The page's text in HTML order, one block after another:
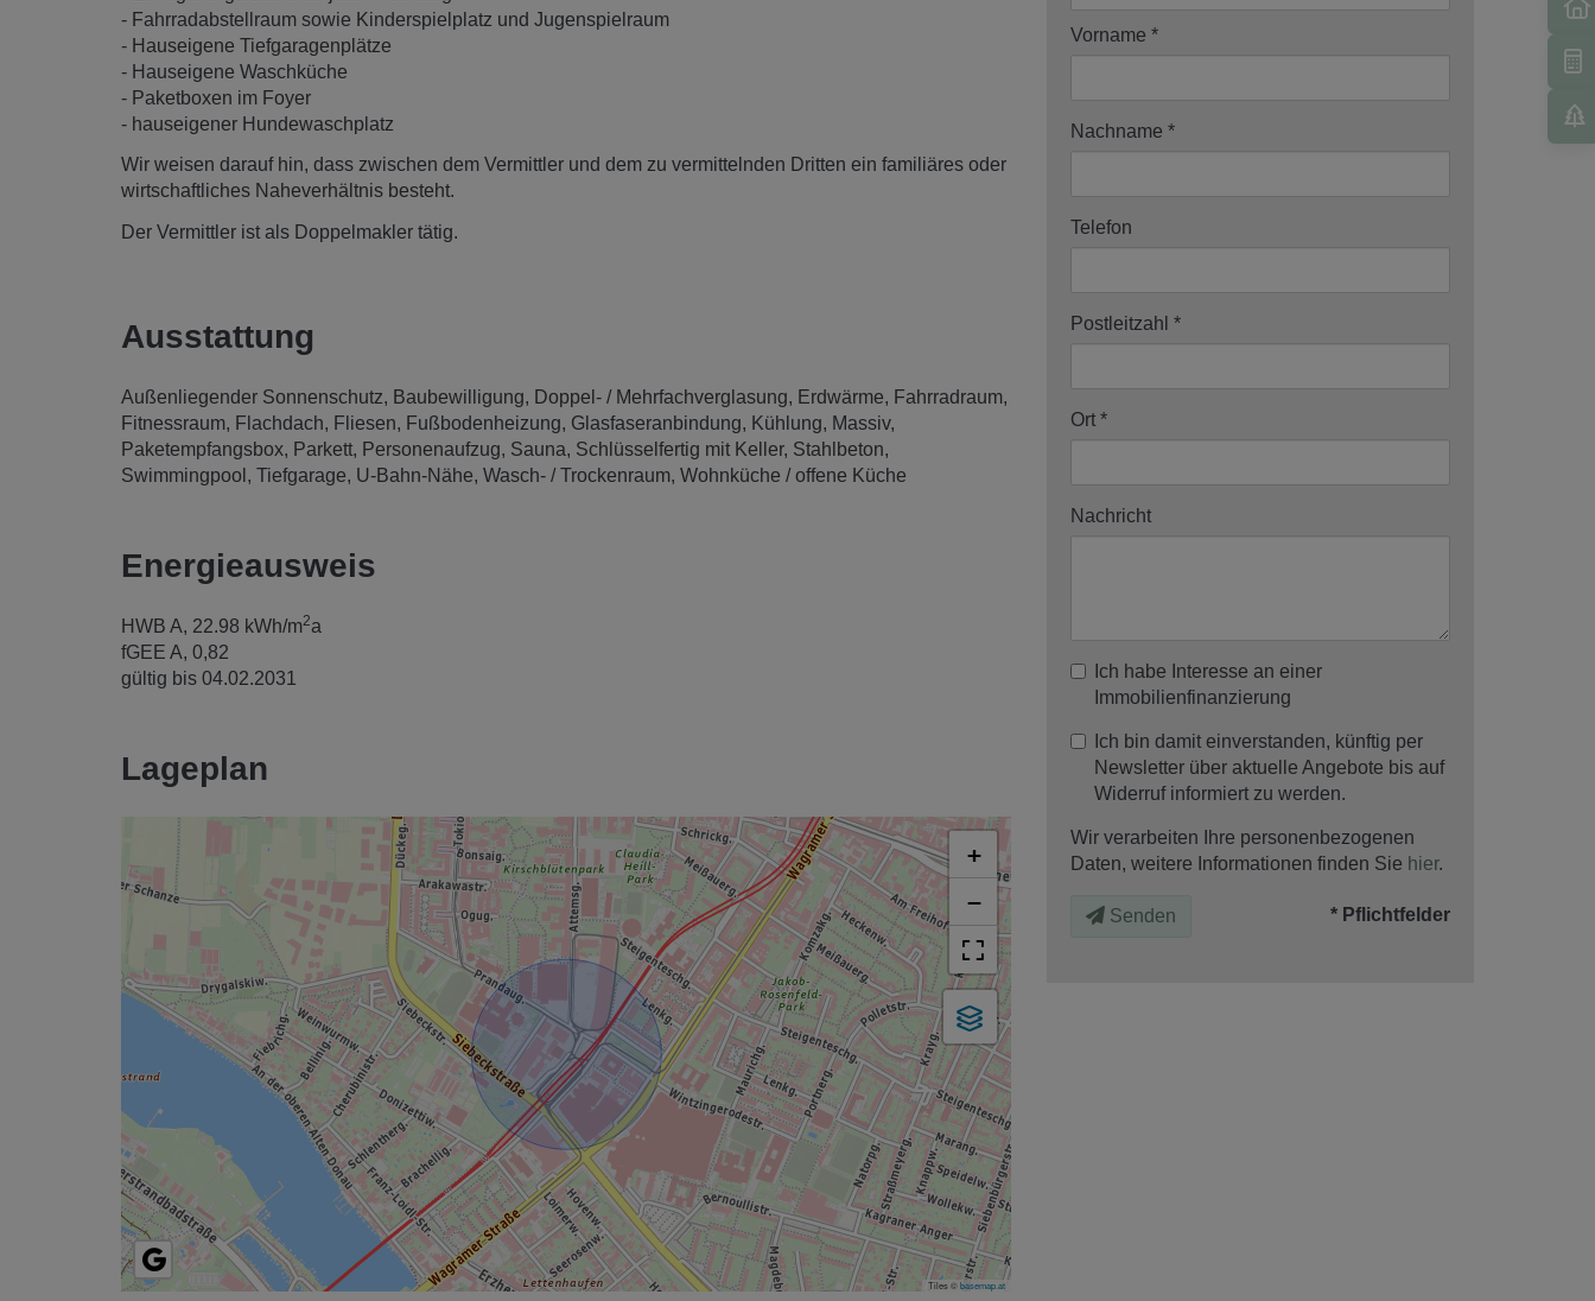
- Fahrradabstellraum sowie Kinderspielplatz und Jugenspielraum
- Hauseigene Tiefgaragenplätze
- Hauseigene Waschküche
- Paketboxen im Foyer
- hauseigener Hundewaschplatz
Wir weisen darauf hin, dass zwischen dem Vermittler und dem zu vermittelnden Dritten ein familiäres oder
wirtschaftliches Naheverhältnis besteht.
Der Vermittler ist als Doppelmakler tätig.
Ausstattung
Außenliegender Sonnenschutz Baubewilligung Doppel- / Mehrfachverglasung Erdwärme
Fahrradraum
Fitnessraum
Flachdach Fliesen Fußbodenheizung Glasfaseranbindung Kühlung
Massiv
Paketempfangsbox
Parkett Personenaufzug Sauna Schlüsselfertig mit Keller Stahlbeton
Swimmingpool
Tiefgarage U-Bahn-Nähe Wasch- / Trockenraum Wohnküche / offene Küche
Energieausweis
HWB A, 22.98 kWh/m2a
fGEE A, 0,82
gültig bis 04.02.2031
Lageplan
+
−
Tiles ©basemap.at
Vorname
Nachname
Telefon
Postleitzahl
Ort
Nachricht
Ich habe Interesse an einer
Immobilienfinanzierung
Ich bin damit einverstanden, künftig per
Newsletter über aktuelle Angebote bis auf
Widerruf informiert zu werden.
Wir verarbeiten Ihre personenbezogenen
Daten, weitere Informationen finden Sie hier.
Senden * Pflichtfelder